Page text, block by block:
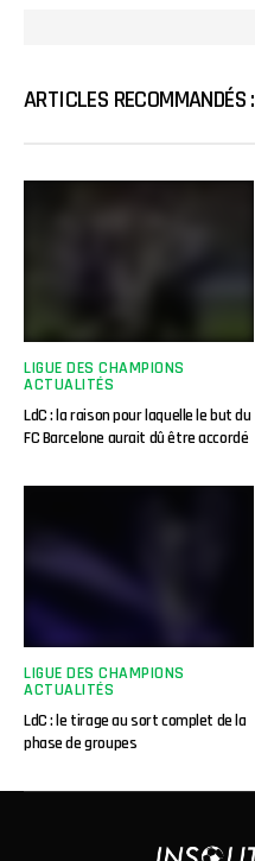
ARTICLES RECOMMANDÉS :
LIGUE DES CHAMPIONS
ACTUALITÉS
LdC : la raison pour laquelle le but du
FC Barcelone aurait dû être accordé
LIGUE DES CHAMPIONS
ACTUALITÉS
LdC : le tirage au sort complet de la
phase de groupes